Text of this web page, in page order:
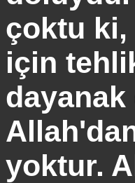
çoktu ki,
için
yoktur.